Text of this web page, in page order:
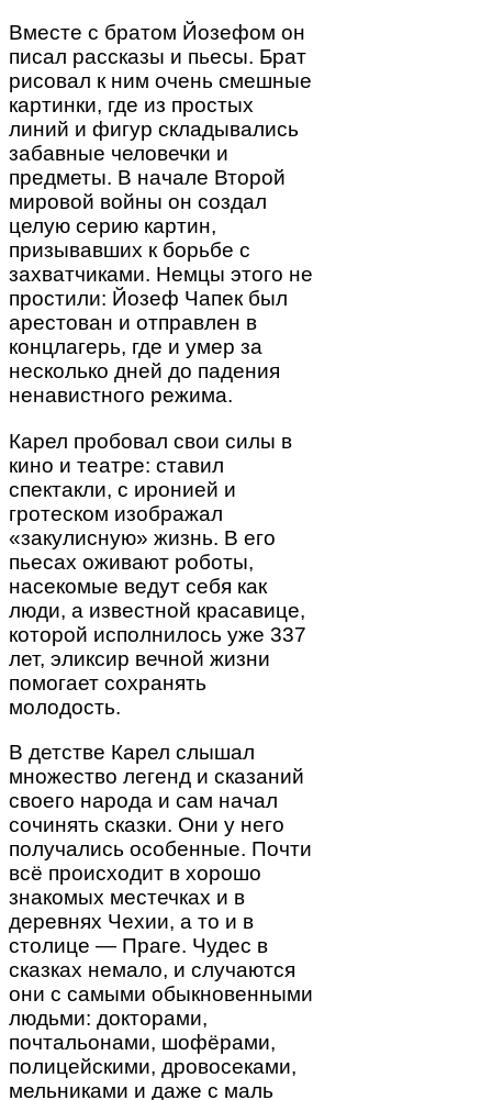
Вместе с братом Йозефом он
писал рассказы и пьесы. Брат
рисовал к ним очень смешные
картинки, где из простых
линий и фигур складывались
забавные человечки и
предметы. В начале Второй
мировой войны он создал
целую серию картин,
призывавших к борьбе с
захватчиками. Немцы этого не
простили: Йозеф Чапек был
арестован и отправлен в
концлагерь, где и умер за
несколько дней до падения
ненавистного режима.
Карел пробовал свои силы в
кино и театре: ставил
спектакли, с иронией и
гротеском изображал
«закулисную» жизнь. В его
пьесах оживают роботы,
насекомые ведут себя как
люди, а известной красавице,
которой исполнилось уже 337
лет, эликсир вечной жизни
помогает сохранять
молодость.
В детстве Карел слышал
множество легенд и сказаний
своего народа и сам начал
сочинять сказки. Они у него
получались особенные. Почти
всё происходит в хорошо
знакомых местечках и в
деревнях Чехии, а то и в
столице — Праге. Чудес в
сказках немало, и случаются
они с самыми обыкновенными
людьми: докторами,
почтальонами, шофёрами,
полицейскими, дровосеками,
мельниками и даже с маль